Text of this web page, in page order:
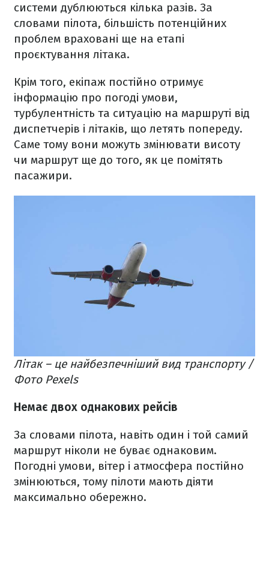
системи дублюються кілька разів. За
словами пілота, більшість потенційних
проблем враховані ще на етапі
проєктування літака.
Крім того, екіпаж постійно отримує
інформацію про погоді умови,
турбулентність та ситуацію на маршруті від
диспетчерів і літаків, що летять попереду.
Саме тому вони можуть змінювати висоту
чи маршрут ще до того, як це помітять
пасажири.
Літак – це найбезпечніший вид транспорту /
Фото Pexels
Немає двох однакових рейсів
За словами пілота, навіть один і той самий
маршрут ніколи не буває однаковим.
Погодні умови, вітер і атмосфера постійно
змінюються, тому пілоти мають діяти
максимально обережно.